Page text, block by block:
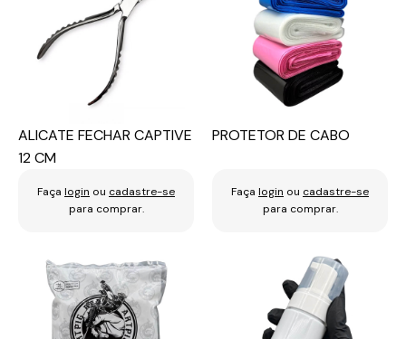
ALICATE FECHAR CAPTIVE
12 CM
Faça login ou cadastre-se
para comprar.
PROTETOR DE CABO
Faça login ou cadastre-se
para comprar.